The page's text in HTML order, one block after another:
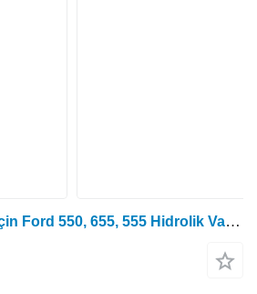
550 tarım yükleyici için Ford 550, 655, 555 Hidrolik Valf Dağıtıcısı F0nnf893aa, D7nnf893a F0NNF893AA hidrolik dağıtıcı